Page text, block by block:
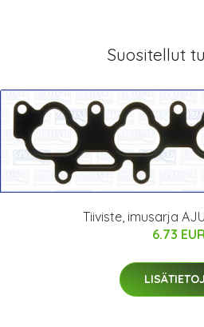
Suositellut
Tiiviste, imusarja
6.73